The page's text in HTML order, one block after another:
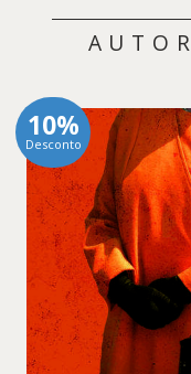
AUTOR
10%
Desconto